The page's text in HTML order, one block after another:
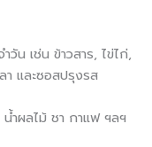
ำวัน เช่น ข้าวสาร, ไข่ไก่,
และซอสปรุงรส
น้ำผลไม้ ชา กาแฟ ฯลฯ